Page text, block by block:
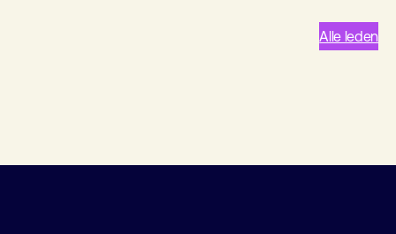
Alle leden